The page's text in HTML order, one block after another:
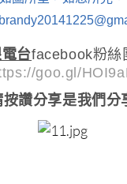
台facebook粉絲
goo.gl/
按讚分享是我們分